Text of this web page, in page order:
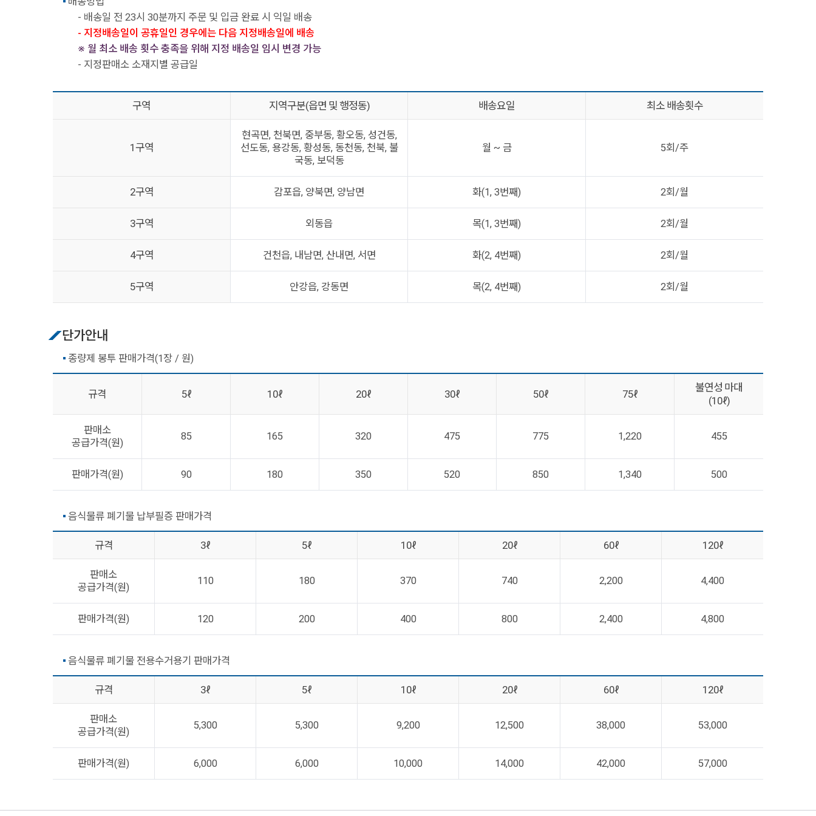
- 배송일 전 23시 30분까지 주문 및 입금 완료 시 익일 배송
- 지정배송일이 공휴일인 경우에는 다음 지정배송일에 배송
※ 월 최소 배송 횟수 충족을 위해 지정 배송일 임시 변경 가능
- 지정판매소 소재지별 공급일
구역 지역구분(읍면 및 행정동) 배송요일 최소 배송횟수
1구역
현곡면, 천북면, 중부동, 황오동, 성건동,
선도동, 용강동, 황성동, 동천동, 천북, 불
국동, 보덕동
월 ~ 금 5회/주
2구역 감포읍, 양북면, 양남면 화(1, 3번째) 2회/월
3구역 외동읍 목(1, 3번째) 2회/월
4구역 건천읍, 내남면, 산내면, 서면 화(2, 4번째) 2회/월
5구역 안강읍, 강동면 목(2, 4번째) 2회/월
단가안내
종량제 봉투 판매가격(1장 / 원)
규격 5ℓ 10ℓ 20ℓ 30ℓ 50ℓ 75ℓ
불연성 마대
(10ℓ)
판매소
공급가격(원)
85 165 320 475 775 1,220 455
판매가격(원) 90 180 350 520 850 1,340 500
음식물류 폐기물 납부필증 판매가격
규격 3ℓ 5ℓ 10ℓ 20ℓ 60ℓ 120ℓ
판매소
공급가격(원)
110 180 370 740 2,200 4,400
판매가격(원) 120 200 400 800 2,400 4,800
음식물류 폐기물 전용수거용기 판매가격
규격 3ℓ 5ℓ 10ℓ 20ℓ 60ℓ 120ℓ
판매소
공급가격(원)
5,300 5,300 9,200 12,500 38,000 53,000
판매가격(원) 6,000 6,000 10,000 14,000 42,000 57,000